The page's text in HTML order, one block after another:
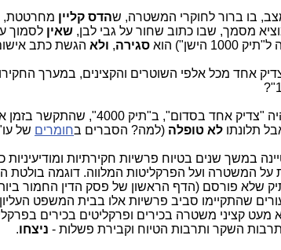
בו ברור לחוקרי המשטרה, שהדס קליין מחרטטת,
מסמך, שבו כתוב שחור על גבי לבן, שאין לסמוך
הישן") הוא
סגירה, ולא הגשת כתב
אחד מכל אלפי השוטרים והקצינים, במערך
רק להזכיר, שהיה "צדיק אחד
תלונתו לא טופלה (למה? הסברים בחומרים של
במשך שנים בטיוח פרשיות חקירתיות
על המשטרה ועל הפרקליטות המלווה. דוגמה בולטת
שלא פורסם (הדף הראשון של פסק הדין החמור
שהתקיימו סביב פרשיות אלו בבית המשפט
מעט קציני משטרה בכירים ופרקליטים בכירים
השקר ותרבות הטיוח וקבירת פשלות - ניצחו.